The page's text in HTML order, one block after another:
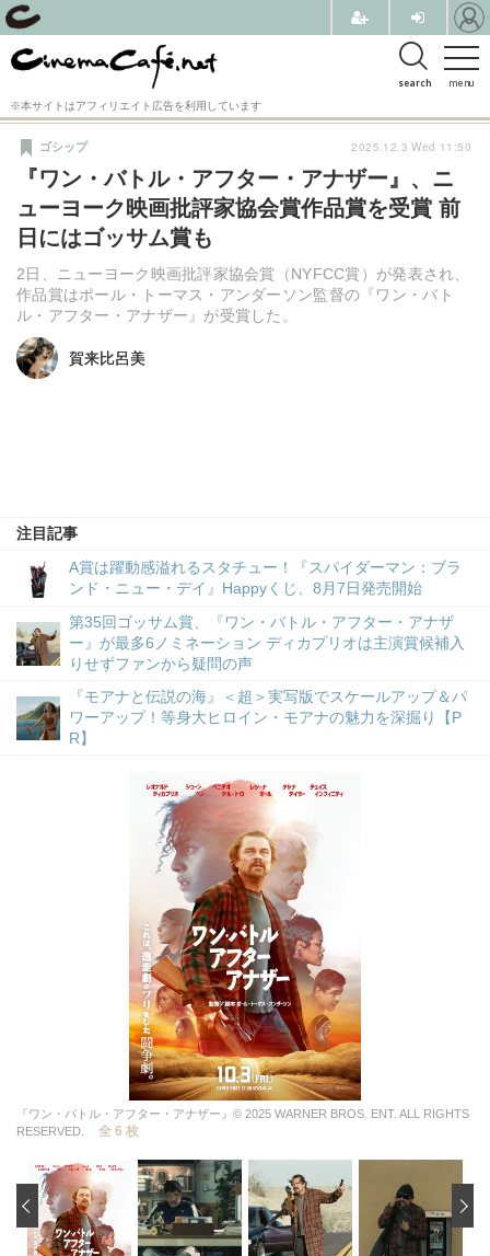
menu
search
※本サイトはアフィリエイト広告を利用しています
『ワン・バトル・アフター・アナザー』、ニ
ューヨーク映画批評家協会賞作品賞を受賞 前
日にはゴッサム賞も
2日、ニューヨーク映画批評家協会賞（NYFCC賞）が発表され、
作品賞はポール・トーマス・アンダーソン監督の『ワン・バト
ル・アフター・アナザー』が受賞した。
ゴシップ
賀来比呂美
賀来比呂美
注目記事
A賞は躍動感溢れるスタチュー！『スパイダーマン：ブラ
ンド・ニュー・デイ』Happyくじ、8月7日発売開始
第35回ゴッサム賞、『ワン・バトル・アフター・アナザ
ー』が最多6ノミネーション ディカプリオは主演賞候補入
りせずファンから疑問の声
『モアナと伝説の海』＜超＞実写版でスケールアップ＆パ
ワーアップ！等身大ヒロイン・モアナの魅力を深掘り【P
R】
2025.12.3 Wed 11:50
『ワン・バトル・アフター・アナザー』© 2025 WARNER BROS. ENT. ALL RIGHTS
RESERVED.
全 6 枚
‹